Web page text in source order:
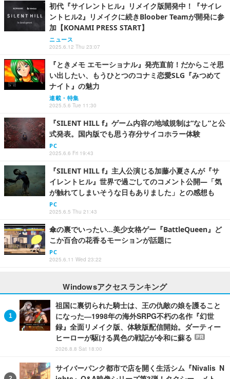
初代『サイレントヒル』リメイク版開発中！『サイレ
ントヒル2』リメイクに続きBloober Teamが開発に参
加【KONAMI PRESS START】
ニュース
2025.6.12 Thu 23:07
『ときメモ エモーショナル』発売直前！だからこそ思
い出したい、もうひとつのコナミ恋愛SLG『みつめて
ナイト』の魅力
連載・特集
2025.5.6 Tue 11:30
『SILENT HILL f』ゲーム内容の地域規制は“なし”と公
式発表。国内版でも思う存分サイコホラー体験
PC
2025.6.6 Fri 19:43
『SILENT HILL f』主人公演じる加藤小夏さんが『サ
イレントヒル』世界で過ごしてのコメント公開―「気
が触れてしまいそうな日もありました」との感想も
PC
2025.6.5 Thu 21:43
傘の裏でいったい…美少女格ゲー『BattleQueen』ど
こか百合の花香るモーションが話題に
PC
2025.6.11 Wed 23:22
Windowsアクセスランキング
祖国に裏切られた騎士は、王の仇敵の娘を護ること
になった―1998年の海外SRPG不朽の名作『幻世
録』全面リメイク版、体験版配信開始。ダーティー
ヒーローが駆ける異色の戦記が令和に蘇る
PR
2026.8.8 Sat 18:00
サイバーパンク都市で店を開く生活シム『Nivalis N